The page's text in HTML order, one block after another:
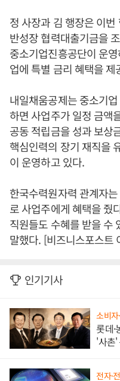
정 사장과 김 행장은 이
반성장 협력대출기금을
중소기업진흥공단이 운
업에 특별 금리 혜택을 제
내일채움공제는 중소기
하면 사업주가 일정 금액
공동 적립금을 성과 보상
핵심인력의 장기 재직을
이 운영하고 있다.
한국수력원자력 관계자
로 사업주에게 혜택을 줬
직원들도 수혜를 받을 수
말했다. [비즈니스포스트
인기기사
소비자
롯데
'사촌'
전자·